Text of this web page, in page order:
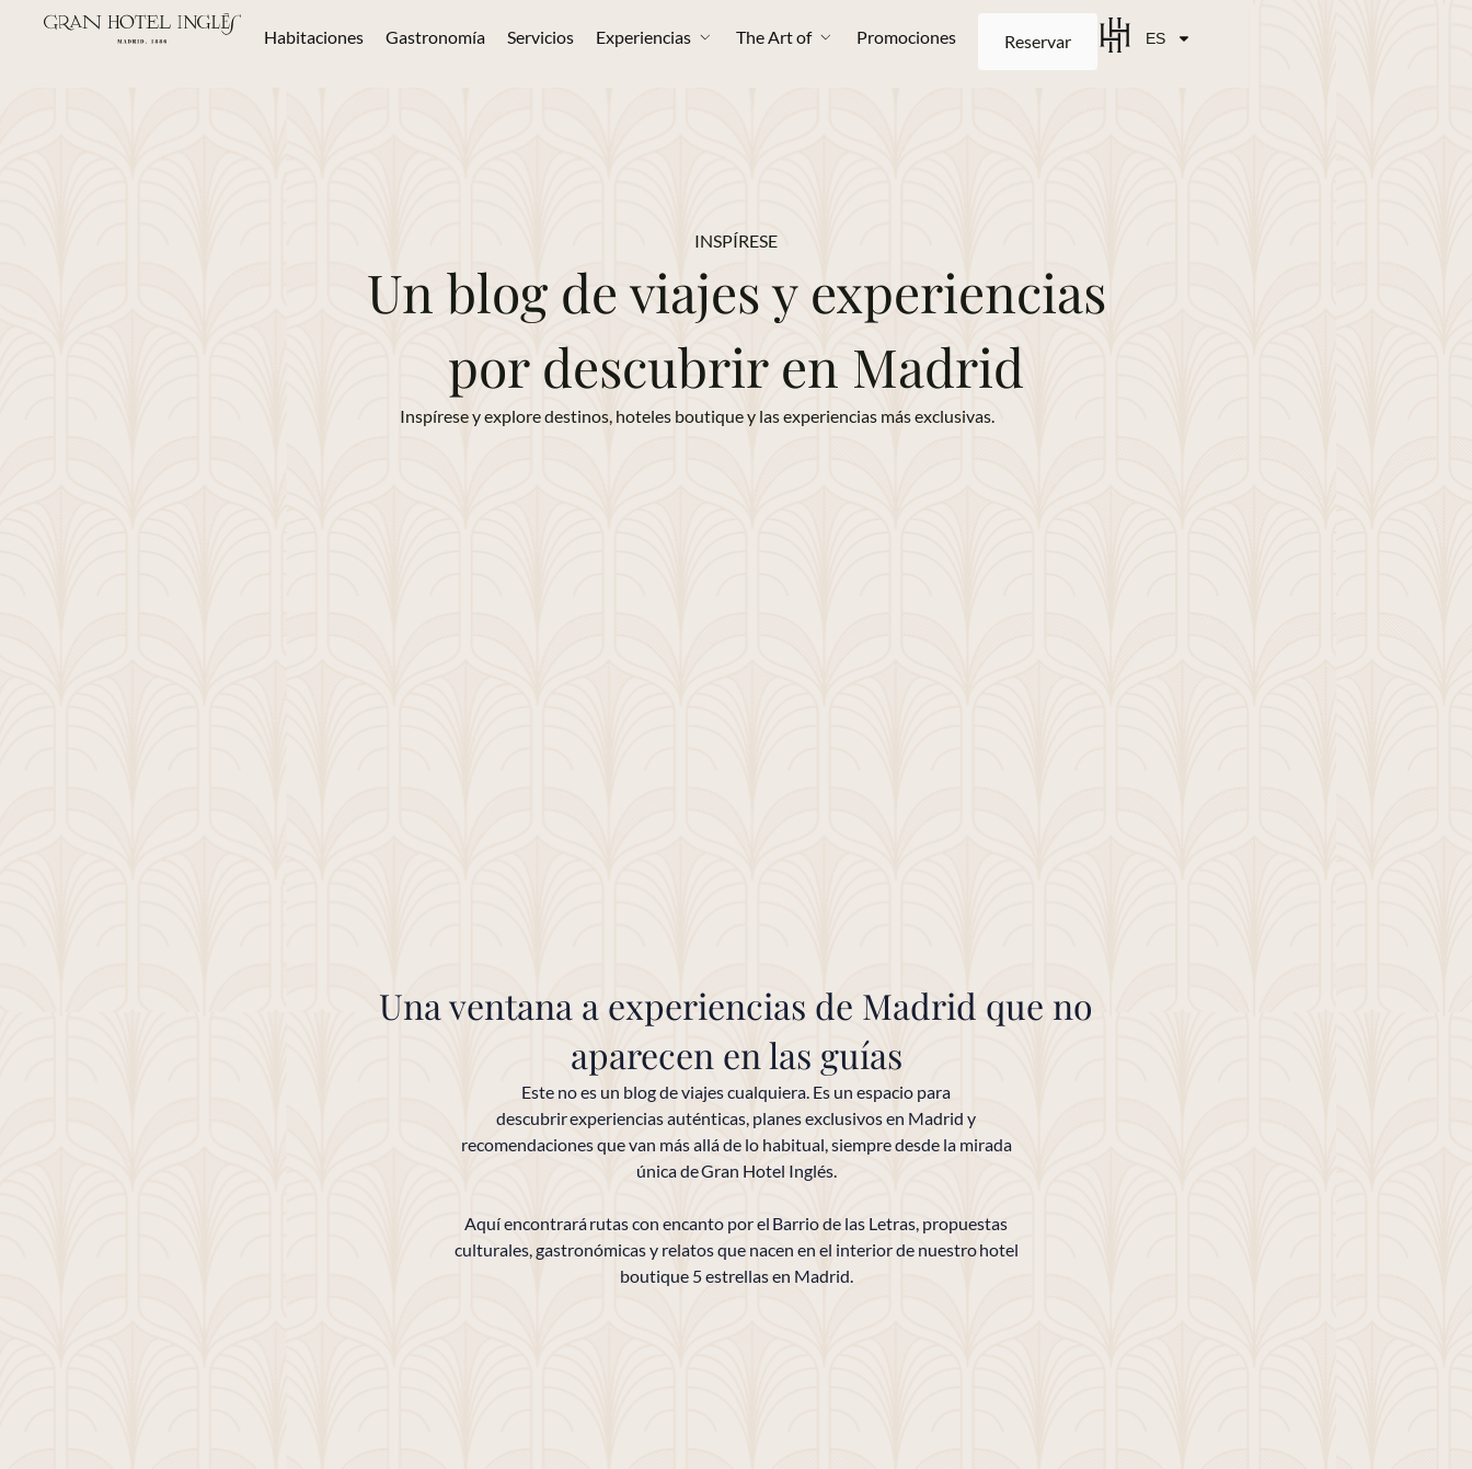
Habitaciones Gastronomía Servicios Experiencias The Art of Promociones Reservar ES
INSPÍRESE
Un blog de viajes y experiencias
por descubrir en Madrid
Inspírese y explore destinos, hoteles boutique y las experiencias más exclusivas.
Una ventana a experiencias de Madrid que no
aparecen en las guías
Este no es un blog de viajes cualquiera. Es un espacio para
descubrir experiencias auténticas, planes exclusivos en Madrid y
recomendaciones que van más allá de lo habitual, siempre desde la mirada
única de Gran Hotel Inglés.
Aquí encontrará rutas con encanto por el Barrio de las Letras, propuestas
culturales, gastronómicas y relatos que nacen en el interior de nuestro hotel
boutique 5 estrellas en Madrid.